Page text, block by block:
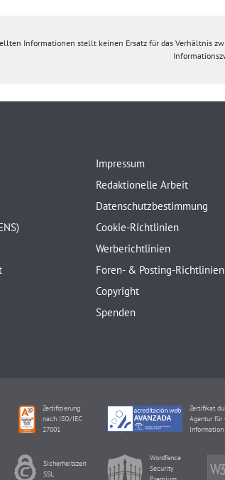
Informationen stellt keinen Ersatz für das Verhältnis
Impressum
Redaktionelle Arbeit
Datenschutzbestimmung
Cookie-Richtlinien
Werberichtlinien
Foren- & Posting-Richtlinien
Copyright
Spenden
Zertifizierung
nach ISO/IEC
27001
Zertifikat
Agentur für
Information
Sicherheitszertifikat
SSL
Wordfence
Security